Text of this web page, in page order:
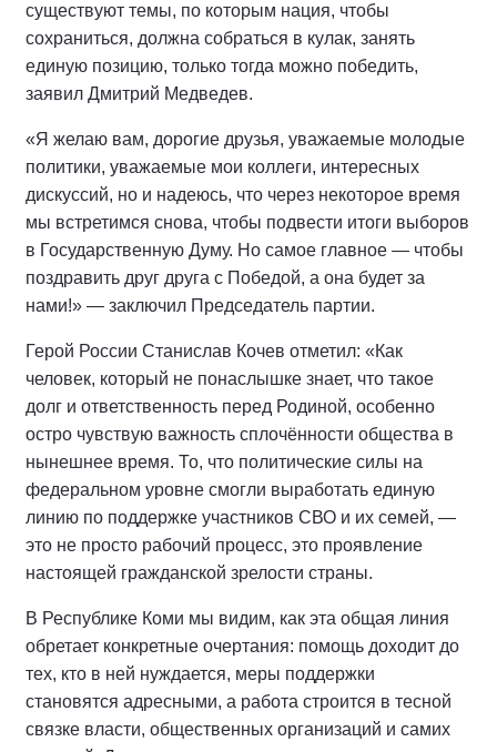
существуют темы, по которым нация, чтобы
сохраниться, должна собраться в кулак, занять
единую позицию, только тогда можно победить,
заявил Дмитрий Медведев.
«Я желаю вам, дорогие друзья, уважаемые молодые
политики, уважаемые мои коллеги, интересных
дискуссий, но и надеюсь, что через некоторое время
мы встретимся снова, чтобы подвести итоги выборов
в Государственную Думу. Но самое главное — чтобы
поздравить друг друга с Победой, а она будет за
нами!» — заключил Председатель партии.
Герой России Станислав Кочев отметил: «Как
человек, который не понаслышке знает, что такое
долг и ответственность перед Родиной, особенно
остро чувствую важность сплочённости общества в
нынешнее время. То, что политические силы на
федеральном уровне смогли выработать единую
линию по поддержке участников СВО и их семей, —
это не просто рабочий процесс, это проявление
настоящей гражданской зрелости страны.
В Республике Коми мы видим, как эта общая линия
обретает конкретные очертания: помощь доходит до
тех, кто в ней нуждается, меры поддержки
становятся адресными, а работа строится в тесной
связке власти, общественных организаций и самих